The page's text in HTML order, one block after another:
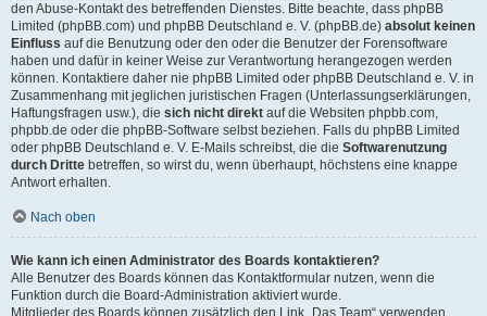
den Abuse-Kontakt des betreffenden Dienstes. Bitte beachte, dass phpBB
Limited (phpBB.com) und phpBB Deutschland e. V. (phpBB.de) absolut keinen
Einfluss auf die Benutzung oder den oder die Benutzer der Forensoftware
haben und dafür in keiner Weise zur Verantwortung herangezogen werden
können. Kontaktiere daher nie phpBB Limited oder phpBB Deutschland e. V. in
Zusammenhang mit jeglichen juristischen Fragen (Unterlassungserklärungen,
Haftungsfragen usw.), die sich nicht direkt auf die Websiten phpbb.com,
phpbb.de oder die phpBB-Software selbst beziehen. Falls du phpBB Limited
oder phpBB Deutschland e. V. E-Mails schreibst, die die Softwarenutzung
durch Dritte betreffen, so wirst du, wenn überhaupt, höchstens eine knappe
Antwort erhalten.
Nach oben
Wie kann ich einen Administrator des Boards kontaktieren?
Alle Benutzer des Boards können das Kontaktformular nutzen, wenn die
Funktion durch die Board-Administration aktiviert wurde.
Mitglieder des Boards können zusätzlich den Link „Das Team“ verwenden.